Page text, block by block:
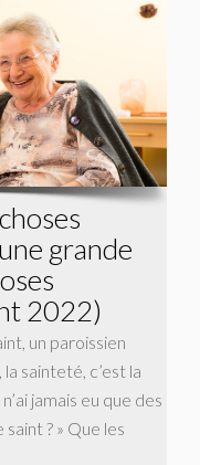
grande
2022)
un paroissien
sainteté, c’est la
jamais eu que des
? » Que les